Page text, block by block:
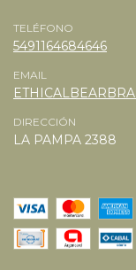
TELÉFONO
5491164684646
EMAIL
DIRECCIÓN
LA PAMPA 2388